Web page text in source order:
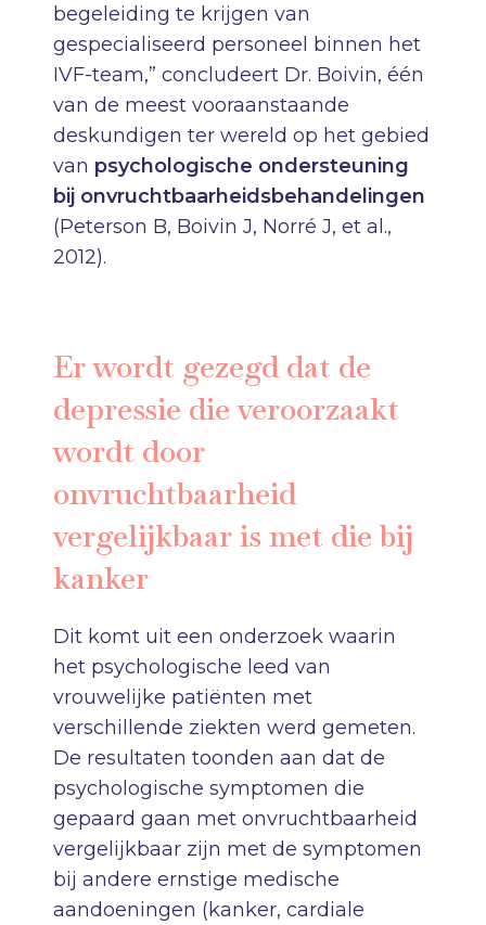
begeleiding te krijgen van
gespecialiseerd personeel binnen het
IVF-team,” concludeert Dr. Boivin, één
van de meest vooraanstaande
deskundigen ter wereld op het gebied
van psychologische ondersteuning
bij onvruchtbaarheidsbehandelingen
(Peterson B, Boivin J, Norré J, et al.,
2012).
Er wordt gezegd dat de
depressie die veroorzaakt
wordt door
onvruchtbaarheid
vergelijkbaar is met die bij
kanker
Dit komt uit een onderzoek waarin
het psychologische leed van
vrouwelijke patiënten met
verschillende ziekten werd gemeten.
De resultaten toonden aan dat de
psychologische symptomen die
gepaard gaan met onvruchtbaarheid
vergelijkbaar zijn met de symptomen
bij andere ernstige medische
aandoeningen (kanker, cardiale